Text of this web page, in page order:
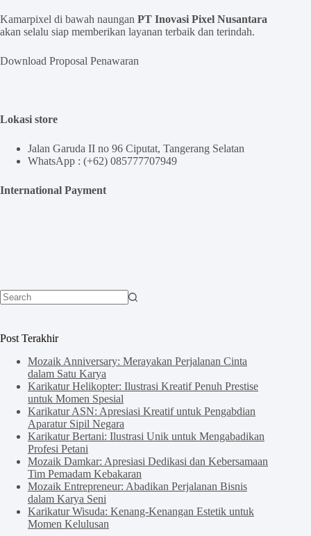
Kamarpixel di bawah naungan PT Inovasi Pixel Nusantara
akan selalu siap memberikan layanan terbaik dan terindah.
Download Proposal Penawaran
Lokasi store
Jalan Garuda II no 96 Ciputat, Tangerang Selatan
WhatsApp : (+62) 085777707949
International Payment
Post Terakhir
Mozaik Anniversary: Merayakan Perjalanan Cinta
dalam Satu Karya
Karikatur Helikopter: Ilustrasi Kreatif Penuh Prestise
untuk Momen Spesial
Karikatur ASN: Apresiasi Kreatif untuk Pengabdian
Aparatur Sipil Negara
Karikatur Bertani: Ilustrasi Unik untuk Mengabadikan
Profesi Petani
Mozaik Damkar: Apresiasi Dedikasi dan Kebersamaan
Tim Pemadam Kebakaran
Mozaik Entrepreneur: Abadikan Perjalanan Bisnis
dalam Karya Seni
Karikatur Wisuda: Kenang-Kenangan Estetik untuk
Momen Kelulusan